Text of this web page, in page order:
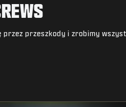
przez przeszkody i zrobimy